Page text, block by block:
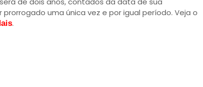
uma única vez e por igual período. Veja o
.